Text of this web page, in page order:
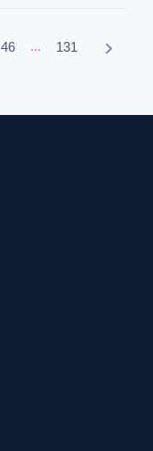
46 ... 131